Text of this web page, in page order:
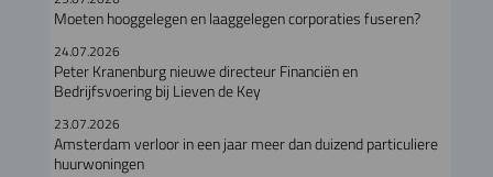
Moeten hooggelegen en laaggelegen corporaties fuseren?
24.07.2026
Peter Kranenburg nieuwe directeur Financiën en
Bedrijfsvoering bij Lieven de Key
23.07.2026
Amsterdam verloor in een jaar meer dan duizend particuliere
huurwoningen